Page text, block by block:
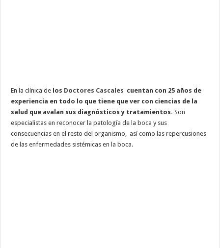
En la clínica de los Doctores Cascales cuentan con 25 años de
experiencia en todo lo que tiene que ver con ciencias de la
salud que avalan sus diagnósticos y tratamientos. Son
especialistas en reconocer la patología de la boca y sus
consecuencias en el resto del organismo, así como las repercusiones
de las enfermedades sistémicas en la boca.